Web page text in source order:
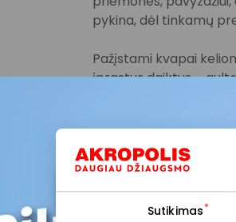
Sutikimas
pykina, dėl tinkamų
Pažįstami kvapai
įprastus daiktus –
įprasto mitybos plano
nereikėtų gausiai
išvykimo. Ilgesnių
pasivaikščioti,